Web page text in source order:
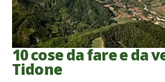
10 cose da fare e da
Tidone